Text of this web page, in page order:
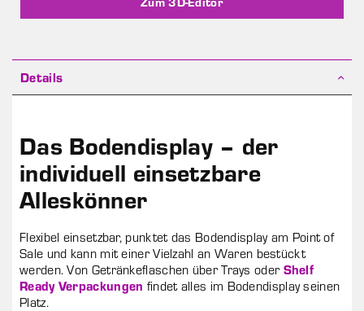
Details
Das Bodendisplay – der
individuell einsetzbare
Alleskönner
Flexibel einsetzbar, punktet das Bodendisplay am Point of
Sale und kann mit einer Vielzahl an Waren bestückt
werden. Von Getränkeflaschen über Trays oderShelf
Ready Verpackungen findet alles im Bodendisplay seinen
Platz.